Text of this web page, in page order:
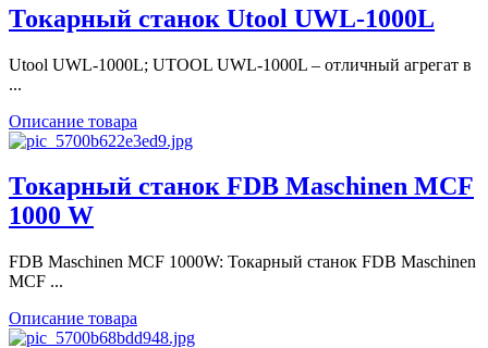
Токарный станок Utool UWL-1000L
Utool UWL-1000L; UTOOL UWL-1000L – отличный агрегат в
...
Описание товара
Токарный станок FDB Maschinen MCF
1000 W
FDB Maschinen MCF 1000W: Токарный станок FDB Maschinen
MCF ...
Описание товара